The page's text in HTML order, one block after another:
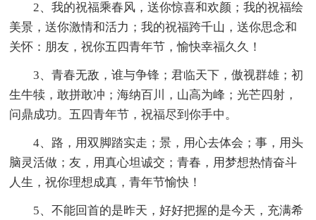
2、我的祝福乘春风，送你惊喜和欢颜；我的祝福绘
美景，送你激情和活力；我的祝福跨千山，送你思念和
关怀：朋友，祝你五四青年节，愉快幸福久久！
3、青春无敌，谁与争锋；君临天下，傲视群雄；初
生牛犊，敢拼敢冲；海纳百川，山高为峰；光芒四射，
问鼎成功。五四青年节，祝福尽到你手中。
4、路，用双脚踏实走；景，用心去体会；事，用头
脑灵活做；友，用真心坦诚交；青春，用梦想热情奋斗
人生，祝你理想成真，青年节愉快！
5、不能回首的是昨天，好好把握的是今天，充满希